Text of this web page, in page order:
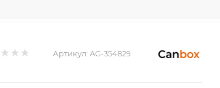
Артикул: AG-354829